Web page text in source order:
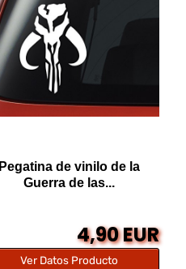
Pegatina de vinilo de la
Guerra de las...
4,90 EUR
Ver Datos Producto